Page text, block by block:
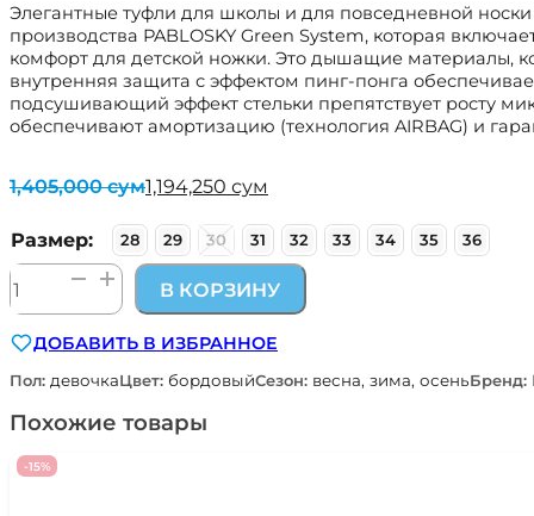
Элегантные туфли для школы и для повседневной носки
производства PABLOSKY Green System, которая
комфорт для детской ножки. Это дышащие материалы,
внутренняя защита с эффектом пинг-понга
подсушивающий эффект стельки препятствует росту
обеспечивают амортизацию (технология AIRBAG) и
1,405,000сум
Первоначальная
составляла
1,405,000 сум.
1,194,250 сум
Текущая
1,194,250 сум.
Размер: 28 29 30 31 32 33 34 35 36
Количество
товара
Pablosky
для
девочки
HARRY
В КОРЗИНУ
ДОБАВИТЬ В ИЗБРАННОЕ
Пол: девочкаЦвет: бордовыйСезон: весна, зима, осеньБренд:
Похожие товары
-15%